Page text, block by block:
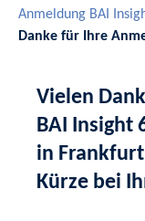
Anmeldung BAI
Danke für Ihre
Vielen
BAI Insight
in
Kürze bei